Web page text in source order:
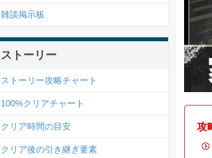
攻
・
雑談掲示板
ストーリー
ストーリー攻略チャート
100%クリアチャート
クリア時間の目安
クリア後の引き継ぎ要素